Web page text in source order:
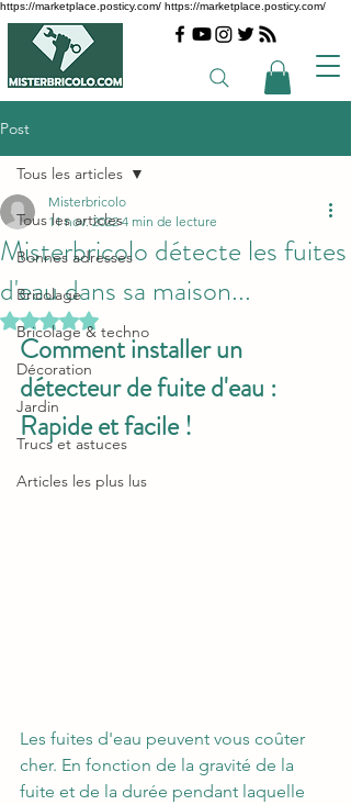
https://marketplace.posticy.com/ https://marketplace.posticy.com/
Post
Tous les articles
Bonnes adresses
Bricolage
Bricolage & techno
Décoration
Jardin
Trucs et astuces
Articles les plus lus
Tous les articles
Misterbricolo détecte les fuites
d'eau dans sa maison...
Misterbricolo
11 nov. 2022 4 min de lecture
Noté NaN étoiles sur 5.
Comment installer un
détecteur de fuite d'eau :
Rapide et facile !
Les fuites d'eau peuvent vous coûter
cher. En fonction de la gravité de la
fuite et de la durée pendant laquelle